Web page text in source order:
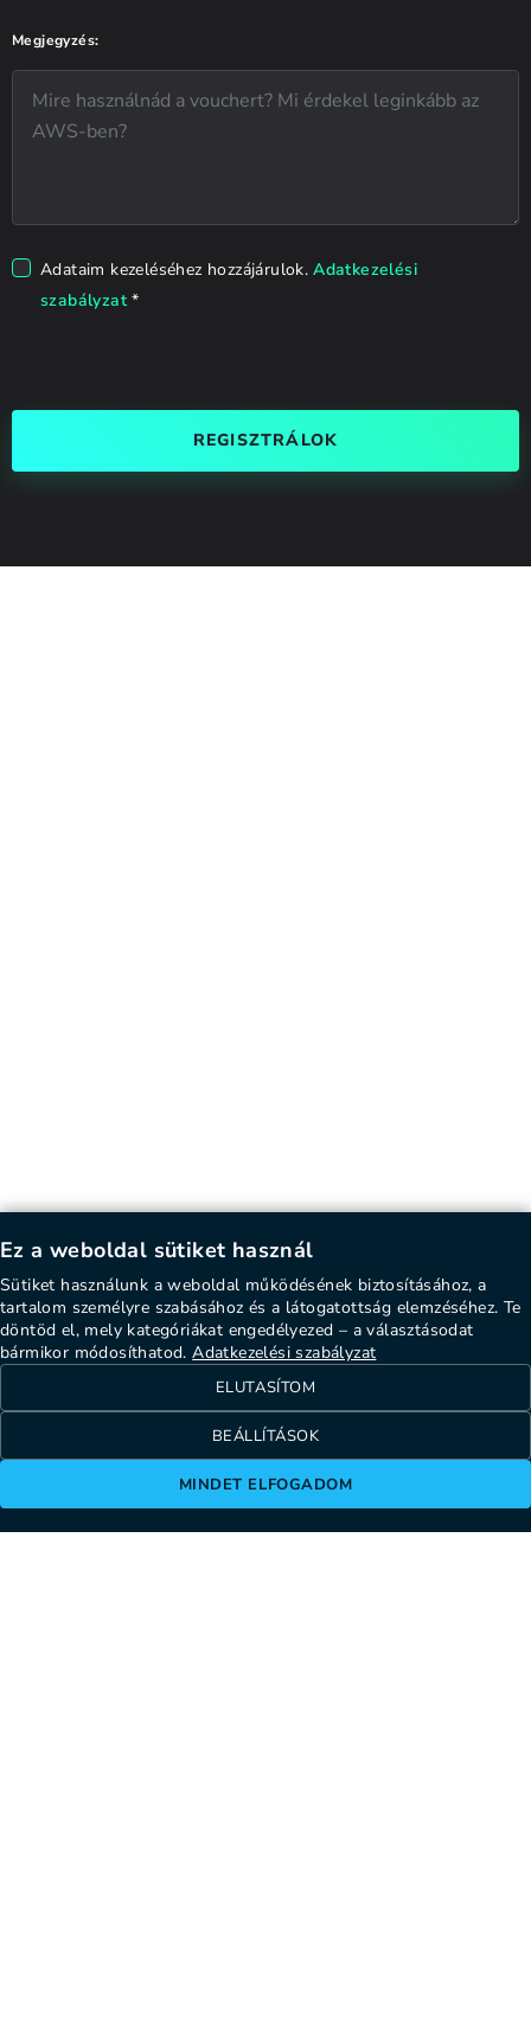
Megjegyzés:
Adataim kezeléséhez hozzájárulok. Adatkezelési
szabályzat *
REGISZTRÁLOK
Ez a weboldal sütiket használ
Sütiket használunk a weboldal működésének biztosításához, a
tartalom személyre szabásához és a látogatottság elemzéséhez. Te
döntöd el, mely kategóriákat engedélyezed – a választásodat
bármikor módosíthatod. Adatkezelési szabályzat
ELUTASÍTOM
BEÁLLÍTÁSOK
MINDET ELFOGADOM